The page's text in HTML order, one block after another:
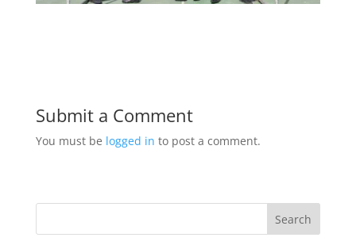
Submit a Comment
You must be logged in to post a comment.
Search